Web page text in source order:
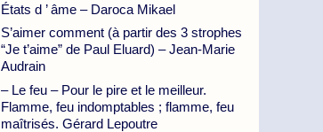
États d ’ âme – Daroca Mikael
S’aimer comment (à partir des 3 strophes
“Je t’aime” de Paul Eluard) – Jean-Marie
Audrain
– Le feu – Pour le pire et le meilleur.
Flamme, feu indomptables ; flamme, feu
maîtrisés. Gérard Lepoutre